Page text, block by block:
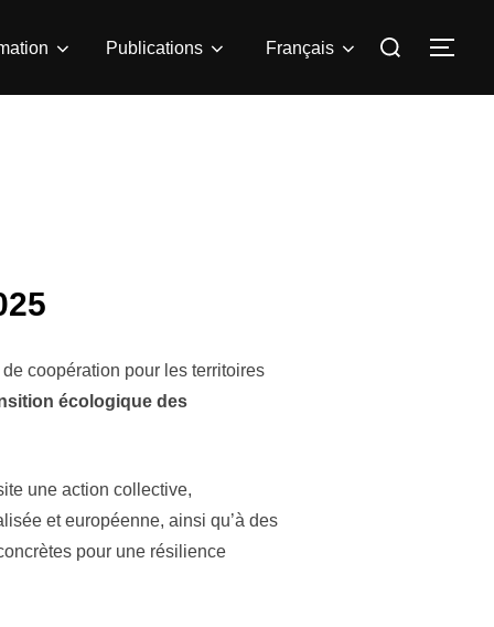
Publications Français
coopération pour les territoires
écologique des
une action collective,
et européenne, ainsi qu’à des
pour une résilience